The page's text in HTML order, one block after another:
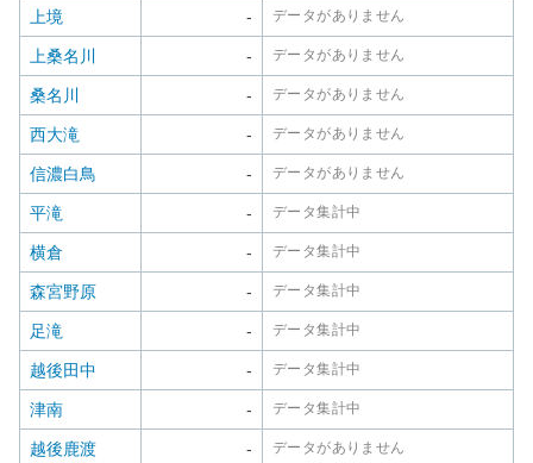
上境 - データがありません
上桑名川 - データがありません
桑名川 - データがありません
西大滝 - データがありません
信濃白鳥 - データがありません
平滝 - データ集計中
横倉 - データ集計中
森宮野原 - データ集計中
足滝 - データ集計中
越後田中 - データ集計中
津南 - データ集計中
越後鹿渡 - データがありません